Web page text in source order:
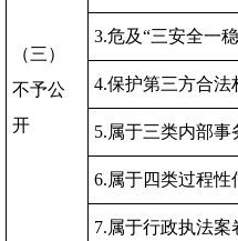
（三）
不予公
开
3.危及“三安全一
4.保护第三方合法
5.属于三类内部事
6.属于四类过程性
7.属于行政执法案